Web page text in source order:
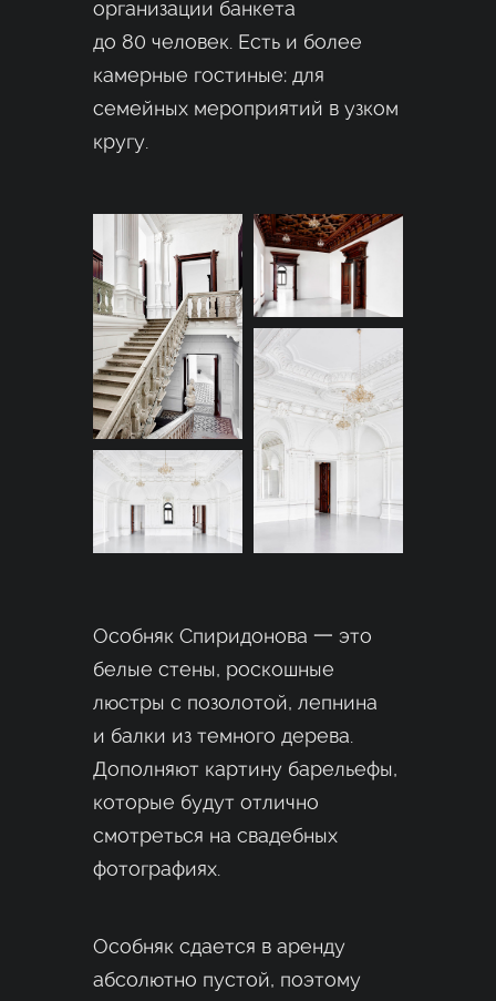
организации банкета
до 80 человек. Есть и более
камерные гостиные: для
семейных мероприятий в узком
кругу.
Особняк Спиридонова 一 это
белые стены, роскошные
люстры с позолотой, лепнина
и балки из темного дерева.
Дополняют картину барельефы,
которые будут отлично
смотреться на свадебных
фотографиях.
Особняк сдается в аренду
абсолютно пустой, поэтому